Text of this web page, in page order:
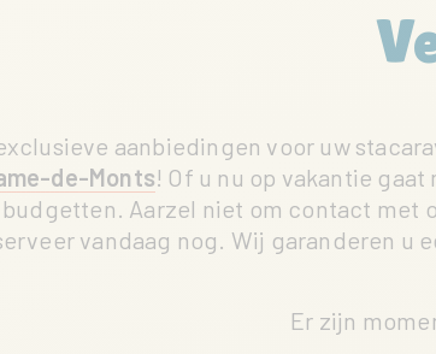
aanbiedingen voor uw
de-Monts! Of u nu op vakantie
Aarzel niet om contact
vandaag nog. Wij garanderen u
Er zijn